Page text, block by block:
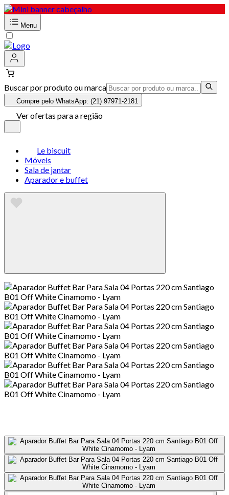
Menu
Buscar por produto ou marca
Compre pelo WhatsApp: (21) 97971-2181
Ver ofertas para a região
Le biscuit
Móveis
Sala de jantar
Aparador e buffet